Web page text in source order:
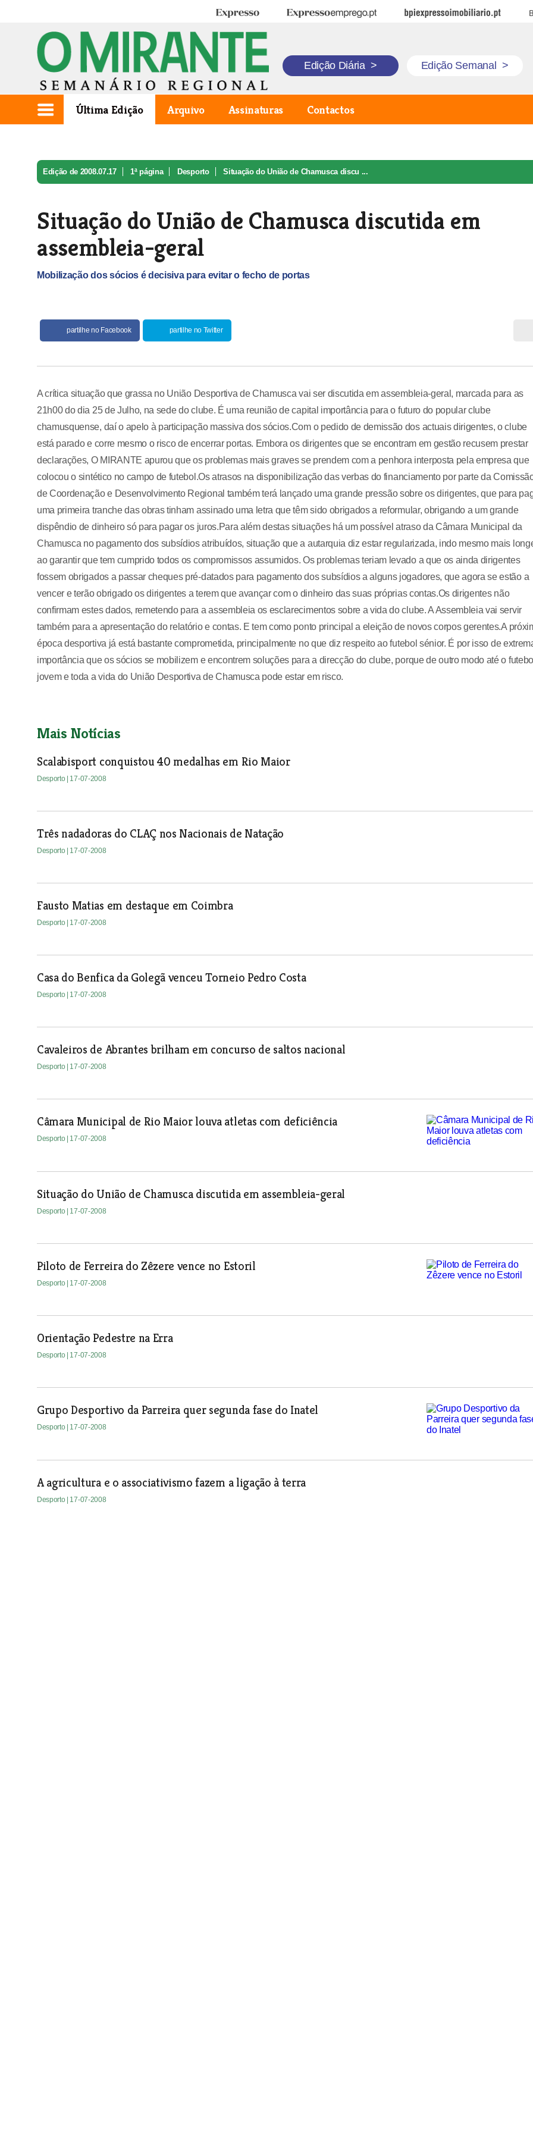
Expresso Expresso Emprego BPI Expresso Imobiliário
Edição Diária > Edição Semanal >
Última Edição Arquivo Assinaturas Contactos
Edição de 2008.07.17 1ª página Desporto Situação do União de Chamusca discu ...
Situação do União de Chamusca discutida em
assembleia-geral
Mobilização dos sócios é decisiva para evitar o fecho de portas
partilhe no Facebook partilhe no Twitter
A crítica situação que grassa no União Desportiva de Chamusca vai ser discutida em assembleia-geral, marcada para as
21h00 do dia 25 de Julho, na sede do clube. É uma reunião de capital importância para o futuro do popular clube
chamusquense, daí o apelo à participação massiva dos sócios.Com o pedido de demissão dos actuais dirigentes, o clube
está parado e corre mesmo o risco de encerrar portas. Embora os dirigentes que se encontram em gestão recusem prestar
declarações, O MIRANTE apurou que os problemas mais graves se prendem com a penhora interposta pela empresa que
colocou o sintético no campo de futebol.Os atrasos na disponibilização das verbas do financiamento por parte da
de Coordenação e Desenvolvimento Regional também terá lançado uma grande pressão sobre os dirigentes, que para
uma primeira tranche das obras tinham assinado uma letra que têm sido obrigados a reformular, obrigando a um grande
dispêndio de dinheiro só para pagar os juros.Para além destas situações há um possível atraso da Câmara Municipal da
Chamusca no pagamento dos subsídios atribuídos, situação que a autarquia diz estar regularizada, indo mesmo mais
ao garantir que tem cumprido todos os compromissos assumidos. Os problemas teriam levado a que os ainda dirigentes
fossem obrigados a passar cheques pré-datados para pagamento dos subsídios a alguns jogadores, que agora se estão a
vencer e terão obrigado os dirigentes a terem que avançar com o dinheiro das suas próprias contas.Os dirigentes não
confirmam estes dados, remetendo para a assembleia os esclarecimentos sobre a vida do clube. A Assembleia vai servir
também para a apresentação do relatório e contas. E tem como ponto principal a eleição de novos corpos gerentes.A
época desportiva já está bastante comprometida, principalmente no que diz respeito ao futebol sénior. É por isso de
importância que os sócios se mobilizem e encontrem soluções para a direcção do clube, porque de outro modo até o futebol
jovem e toda a vida do União Desportiva de Chamusca pode estar em risco.
Mais Notícias
Scalabisport conquistou 40 medalhas em Rio Maior
Desporto | 17-07-2008
Três nadadoras do CLAÇ nos Nacionais de Natação
Desporto | 17-07-2008
Fausto Matias em destaque em Coimbra
Desporto | 17-07-2008
Casa do Benfica da Golegã venceu Torneio Pedro Costa
Desporto | 17-07-2008
Cavaleiros de Abrantes brilham em concurso de saltos nacional
Desporto | 17-07-2008
Câmara Municipal de Rio Maior louva atletas com deficiência
Desporto | 17-07-2008
Situação do União de Chamusca discutida em assembleia-geral
Desporto | 17-07-2008
Piloto de Ferreira do Zêzere vence no Estoril
Desporto | 17-07-2008
Orientação Pedestre na Erra
Desporto | 17-07-2008
Grupo Desportivo da Parreira quer segunda fase do Inatel
Desporto | 17-07-2008
A agricultura e o associativismo fazem a ligação à terra
Desporto | 17-07-2008